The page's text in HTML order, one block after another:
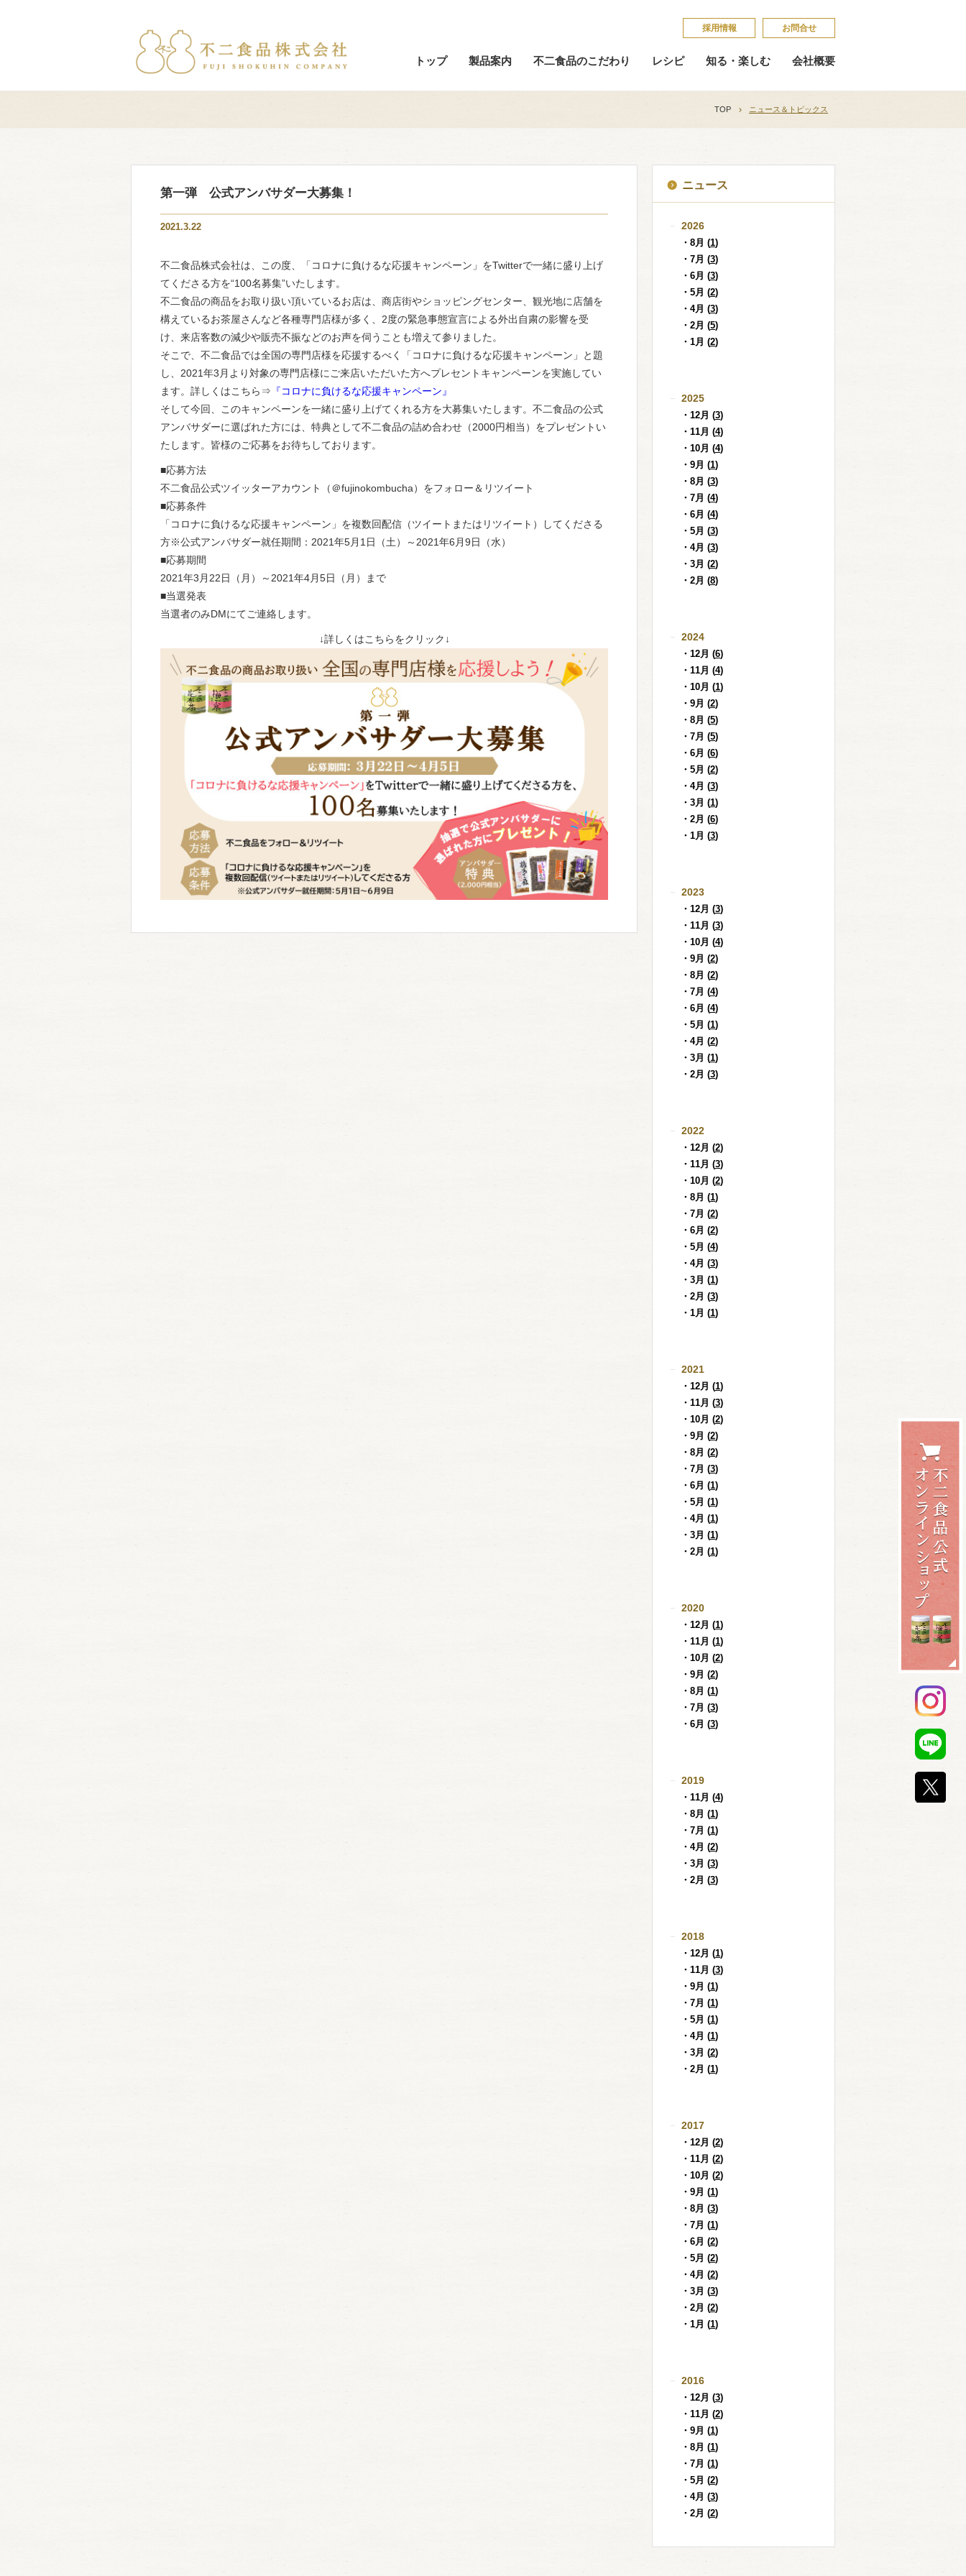
採​用​情​報 お問合せ
トップ 製品案内 不二食品のこだわり レシピ 知る・楽しむ 会社概要
TOP ニュース＆トピックス
第一弾 公式アンバサダー大募集！
2021.3.22
不二食品株式会社は、この度、「コロナに負けるな応援キャンペーン」をTwitterで一緒に盛り上げ
てくださる方を“100名募集”いたします。
不二食品の商品をお取り扱い頂いているお店は、商店街やショッピングセンター、観光地に店舗を
構えているお茶屋さんなど各種専門店様が多く、2度の緊急事態宣言による外出自粛の影響を受
け、来店客数の減少や販売不振などのお声を伺うことも増えて参りました。
そこで、不二食品では全国の専門店様を応援するべく「コロナに負けるな応援キャンペーン」と題
し、2021年3月より対象の専門店様にご来店いただいた方へプレセントキャンペーンを実施してい
ます。詳しくはこちら⇒ 『コロナに負けるな応援キャンペーン』
そして今回、このキャンペーンを一緒に盛り上げてくれる方を大募集いたします。不二食品の公式
アンバサダーに選ばれた方には、特典として不二食品の詰め合わせ（2000円相当）をプレゼントい
たします。皆様のご応募をお待ちしております。
■応募方法
不二食品公式ツイッターアカウント（＠fujinokombucha）をフォロー＆リツイート
■応募条件
「コロナに負けるな応援キャンペーン」を複数回配信（ツイートまたはリツイート）してくださる
方※公式アンバサダー就任期間：2021年5月1日（土）～2021年6月9日（水）
■応募期間
2021年3月22日（月）～2021年4月5日（月）まで
■当選発表
当選者のみDMにてご連絡します。
↓詳しくはこちらをクリック↓
ニュース
2026
・8月 (1)
・7月 (3)
・6月 (3)
・5月 (2)
・4月 (3)
・2月 (5)
・1月 (2)
2025
・12月 (3)
・11月 (4)
・10月 (4)
・9月 (1)
・8月 (3)
・7月 (4)
・6月 (4)
・5月 (3)
・4月 (3)
・3月 (2)
・2月 (8)
2024
・12月 (6)
・11月 (4)
・10月 (1)
・9月 (2)
・8月 (5)
・7月 (5)
・6月 (6)
・5月 (2)
・4月 (3)
・3月 (1)
・2月 (6)
・1月 (3)
2023
・12月 (3)
・11月 (3)
・10月 (4)
・9月 (2)
・8月 (2)
・7月 (4)
・6月 (4)
・5月 (1)
・4月 (2)
・3月 (1)
・2月 (3)
2022
・12月 (2)
・11月 (3)
・10月 (2)
・8月 (1)
・7月 (2)
・6月 (2)
・5月 (4)
・4月 (3)
・3月 (1)
・2月 (3)
・1月 (1)
2021
・12月 (1)
・11月 (3)
・10月 (2)
・9月 (2)
・8月 (2)
・7月 (3)
・6月 (1)
・5月 (1)
・4月 (1)
・3月 (1)
・2月 (1)
2020
・12月 (1)
・11月 (1)
・10月 (2)
・9月 (2)
・8月 (1)
・7月 (3)
・6月 (3)
2019
・11月 (4)
・8月 (1)
・7月 (1)
・4月 (2)
・3月 (3)
・2月 (3)
2018
・12月 (1)
・11月 (3)
・9月 (1)
・7月 (1)
・5月 (1)
・4月 (1)
・3月 (2)
・2月 (1)
2017
・12月 (2)
・11月 (2)
・10月 (2)
・9月 (1)
・8月 (3)
・7月 (1)
・6月 (2)
・5月 (2)
・4月 (2)
・3月 (3)
・2月 (2)
・1月 (1)
2016
・12月 (3)
・11月 (2)
・9月 (1)
・8月 (1)
・7月 (1)
・5月 (2)
・4月 (3)
・2月 (2)